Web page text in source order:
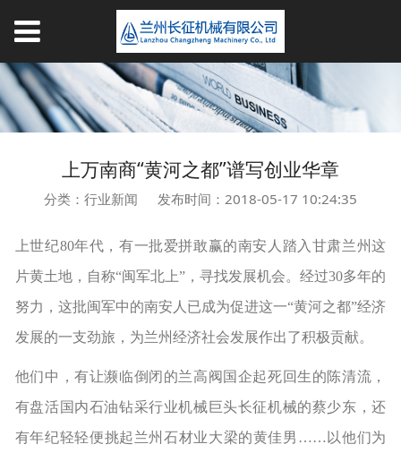
上万南商“黄河之都”谱写创业华章
分类：行业新闻 发布时间：2018-05-17 10:24:35
上世纪80年代，有一批爱拼敢赢的南安人踏入甘肃兰州这
片黄土地，自称“闽军北上”，寻找发展机会。经过30多年的
努力，这批闽军中的南安人已成为促进这一“黄河之都”经济
发展的一支劲旅，为兰州经济社会发展作出了积极贡献。
他们中，有让濒临倒闭的兰高阀国企起死回生的陈清流，
有盘活国内石油钻采行业机械巨头长征机械的蔡少东，还
有年纪轻轻便挑起兰州石材业大梁的黄佳男……以他们为